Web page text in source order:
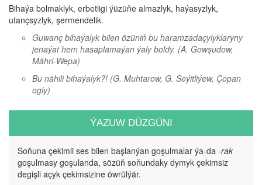
Bihaýa bolmaklyk, erbetligi ýüzüňe almazlyk, haýasyzlyk,
utançsyzlyk, şermendelik.
Guwanç bihaýalyk bilen özüniň bu haramzadaçylyklaryny
jenaýat hem hasaplamaýan ýaly boldy. (A. Gowşudow,
Mähri-Wepa)
Bu nähili bihaýalyk?! (G. Muhtarow, G. Seýitliýew, Çopan
ogly)
ÝAZUW DÜZGÜNI
Soňuna çekimli ses bilen başlanýan goşulmalar ýa-da -rak
goşulmasy goşulanda, sözüň soňundaky dymyk çekimsiz
degişli açyk çekimsizine öwrülýär.